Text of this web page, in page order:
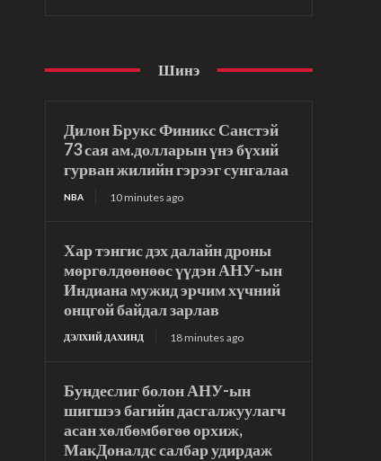
Шинэ
Дилон Брукс Финикс Санстэй
73 сая ам.долларын үнэ бүхий
гурван жилийн гэрээг сунгалаа
NBA 10 minutes ago
Хар тэнгис дэх далайн дроны
мөргөлдөөнөөс үүдэн АНУ-ын
Индиана мужид эрчим хүчний
онцгой байдал зарлав
ДЭЛХИЙ ДАХИНД 18 minutes ago
Бундеслиг болон АНУ-ын
шигшээ багийн дасгалжуулагч
асан хөлбөмбөгөө орхиж,
МакДоналдс салбар удирдаж